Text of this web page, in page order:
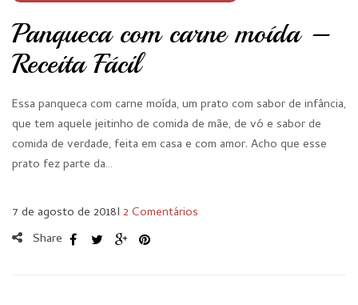
Panqueca com carne moída –
Receita Fácil
Essa panqueca com carne moída, um prato com sabor de infância,
que tem aquele jeitinho de comida de mãe, de vó e sabor de
comida de verdade, feita em casa e com amor. Acho que esse
prato fez parte da…
7 de agosto de 2018I 2 Comentários
Share